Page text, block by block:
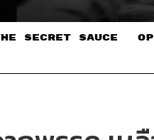
SECRET SAUCE​